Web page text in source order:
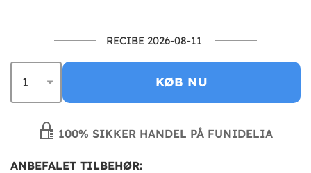
RECIBE 2026-08-11
KØB NU
100% SIKKER HANDEL PÅ FUNIDELIA
ANBEFALET TILBEHØR: